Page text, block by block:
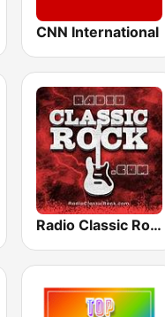
CNN International
Radio Classic Rock